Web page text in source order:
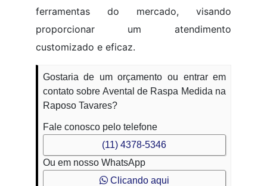
ferramentas do mercado, visando
proporcionar um atendimento
customizado e eficaz.
Gostaria de um orçamento ou entrar em
contato sobre Avental de Raspa Medida na
Raposo Tavares?
Fale conosco pelo telefone
(11) 4378-5346
Ou em nosso WhatsApp
Clicando aqui